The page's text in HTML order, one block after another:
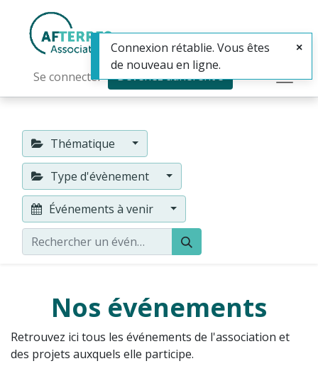
Se connecter Devenez adhérent·e
Thématique
Type d'évènement
Événements à venir
Nos événements
Retrouvez ici tous les événements de l'association et
des projets auxquels elle participe.
Connexion rétablie. Vous êtes
de nouveau en ligne.